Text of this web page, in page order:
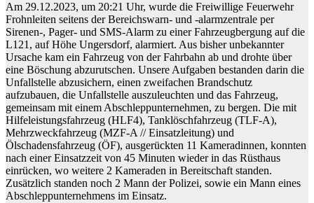
Am 29.12.2023, um 20:21 Uhr, wurde die Freiwillige Feuerwehr
Frohnleiten seitens der Bereichswarn- und -alarmzentrale per
Sirenen-, Pager- und SMS-Alarm zu einer Fahrzeugbergung auf die
L121, auf Höhe Ungersdorf, alarmiert. Aus bisher unbekannter
Ursache kam ein Fahrzeug von der Fahrbahn ab und drohte über
eine Böschung abzurutschen. Unsere Aufgaben bestanden darin die
Unfallstelle abzusichern, einen zweifachen Brandschutz
aufzubauen, die Unfallstelle auszuleuchten und das Fahrzeug,
gemeinsam mit einem Abschleppunternehmen, zu bergen. Die mit
Hilfeleistungsfahrzeug (HLF4), Tanklöschfahrzeug (TLF-A),
Mehrzweckfahrzeug (MZF-A // Einsatzleitung) und
Ölschadensfahrzeug (ÖF), ausgerückten 11 Kameradinnen, konnten
nach einer Einsatzzeit von 45 Minuten wieder in das Rüsthaus
einrücken, wo weitere 2 Kameraden in Bereitschaft standen.
Zusätzlich standen noch 2 Mann der Polizei, sowie ein Mann eines
Abschleppunternehmens im Einsatz.